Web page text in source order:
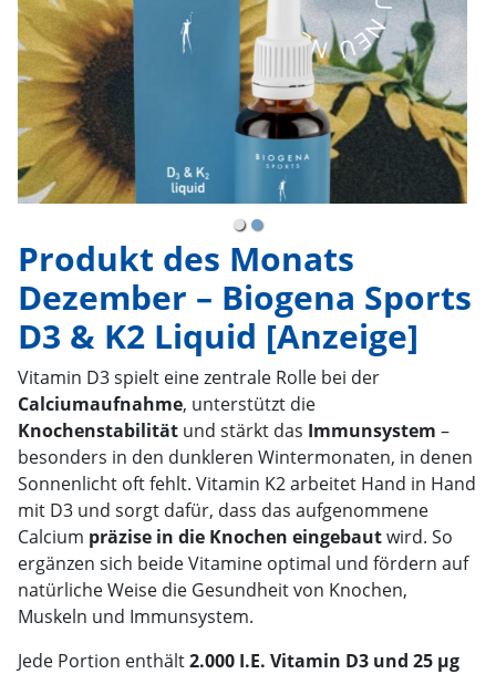
Produkt des Monats
Dezember – Biogena Sports
D3 & K2 Liquid [Anzeige]
Vitamin D3 spielt eine zentrale Rolle bei der
Calciumaufnahme, unterstützt die
Knochenstabilität und stärkt das Immunsystem –
besonders in den dunkleren Wintermonaten, in denen
Sonnenlicht oft fehlt. Vitamin K2 arbeitet Hand in Hand
mit D3 und sorgt dafür, dass das aufgenommene
Calcium präzise in die Knochen eingebautwird. So
ergänzen sich beide Vitamine optimal und fördern auf
natürliche Weise die Gesundheit von Knochen,
Muskeln und Immunsystem.
Jede Portion enthält2.000 I.E. Vitamin D3 und 25 µg